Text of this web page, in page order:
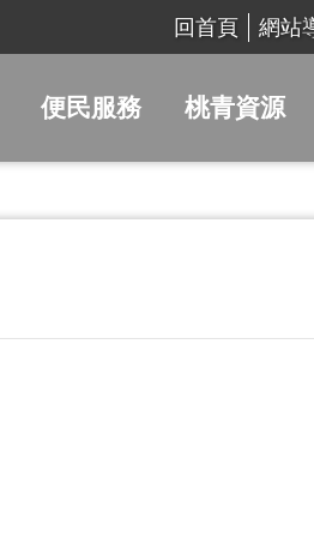
回首頁 網站
便民服務 桃青資源